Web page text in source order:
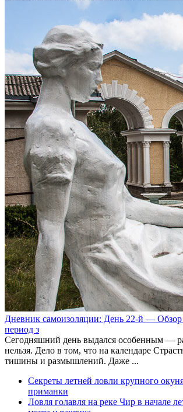
Дневник самоизоляции: День 22-й —
период з
Сегодняшний день выдался особенным —
нельзя. Дело в том, что на календаре
тишины и размышлений. Даже ...
Секреты летней ловли крупного
приманки
Ловля голавля на реке Чир в начале